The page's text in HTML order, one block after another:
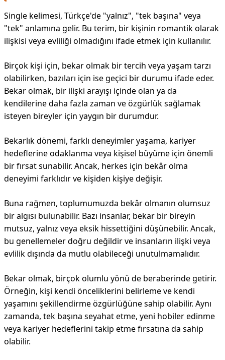
Single kelimesi, Türkçe'de "yalnız", "tek başına" veya
"tek" anlamına gelir. Bu terim, bir kişinin romantik olarak
ilişkisi veya evliliği olmadığını ifade etmek için kullanılır.
Birçok kişi için, bekar olmak bir tercih veya yaşam tarzı
olabilirken, bazıları için ise geçici bir durumu ifade eder.
Bekar olmak, bir ilişki arayışı içinde olan ya da
kendilerine daha fazla zaman ve özgürlük sağlamak
isteyen bireyler için yaygın bir durumdur.
Bekarlık dönemi, farklı deneyimler yaşama, kariyer
hedeflerine odaklanma veya kişisel büyüme için önemli
bir fırsat sunabilir. Ancak, herkes için bekâr olma
deneyimi farklıdır ve kişiden kişiye değişir.
Buna rağmen, toplumumuzda bekâr olmanın olumsuz
bir algısı bulunabilir. Bazı insanlar, bekar bir bireyin
mutsuz, yalnız veya eksik hissettiğini düşünebilir. Ancak,
bu genellemeler doğru değildir ve insanların ilişki veya
evlilik dışında da mutlu olabileceği unutulmamalıdır.
Bekar olmak, birçok olumlu yönü de beraberinde getirir.
Örneğin, kişi kendi önceliklerini belirleme ve kendi
yaşamını şekillendirme özgürlüğüne sahip olabilir. Aynı
zamanda, tek başına seyahat etme, yeni hobiler edinme
veya kariyer hedeflerini takip etme fırsatına da sahip
olabilir.